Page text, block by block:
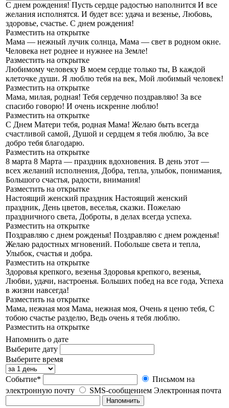
С днем рождения! Пусть сердце радостью наполнится И все
желания исполнятся. И будет все: удача и везенье, Любовь,
здоровье, счастье. С днем рождения!
Разместить на открытке
Мама — нежный лучик солнца, Мама — свет в родном окне.
Человека нет роднее и нужнее на Земле!
Разместить на открытке
Любимому человеку В моем сердце только ты, В каждой
клеточке души. Я люблю тебя на век, Мой любимый человек!
Разместить на открытке
Мама, милая, родная! Тебя сердечно поздравляю! За все
спасибо говорю! И очень искренне люблю!
Разместить на открытке
С Днем Матери тебя, родная Мама! Желаю быть всегда
счастливой самой, Душой и сердцем я тебя люблю, За все
добро тебя благодарю.
Разместить на открытке
8 марта 8 Марта — праздник вдохновения. В день этот —
всех желаний исполнения, Добра, тепла, улыбок, понимания,
Большого счастья, радости, внимания!
Разместить на открытке
Настоящий женский праздник Настоящий женский
праздник, День цветов, веселья, сказки. Пожелаю
праздничного света, Доброты, в делах всегда успеха.
Разместить на открытке
Поздравляю с днем рожденья! Поздравляю с днем рожденья!
Желаю радостных мгновений. Побольше света и тепла,
Улыбок, счастья и добра.
Разместить на открытке
Здоровья крепкого, везенья Здоровья крепкого, везенья,
Любви, удачи, настроенья. Больших побед на все года, Успеха
в жизни навсегда!
Разместить на открытке
Мама, нежная моя Мама, нежная моя, Очень я ценю тебя, С
тобою счастье разделю, Ведь очень я тебя люблю.
Разместить на открытке
Напомнить о дате
Выберите дату
Выберите время
Событие*
Письмом на
электронную почту
SMS-сообщением Электронная почта
Напомнить